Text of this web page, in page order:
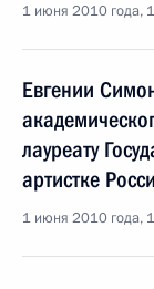
1 июня 2010 года,
Евгении
лауреату
артистке
1 июня 2010 года,